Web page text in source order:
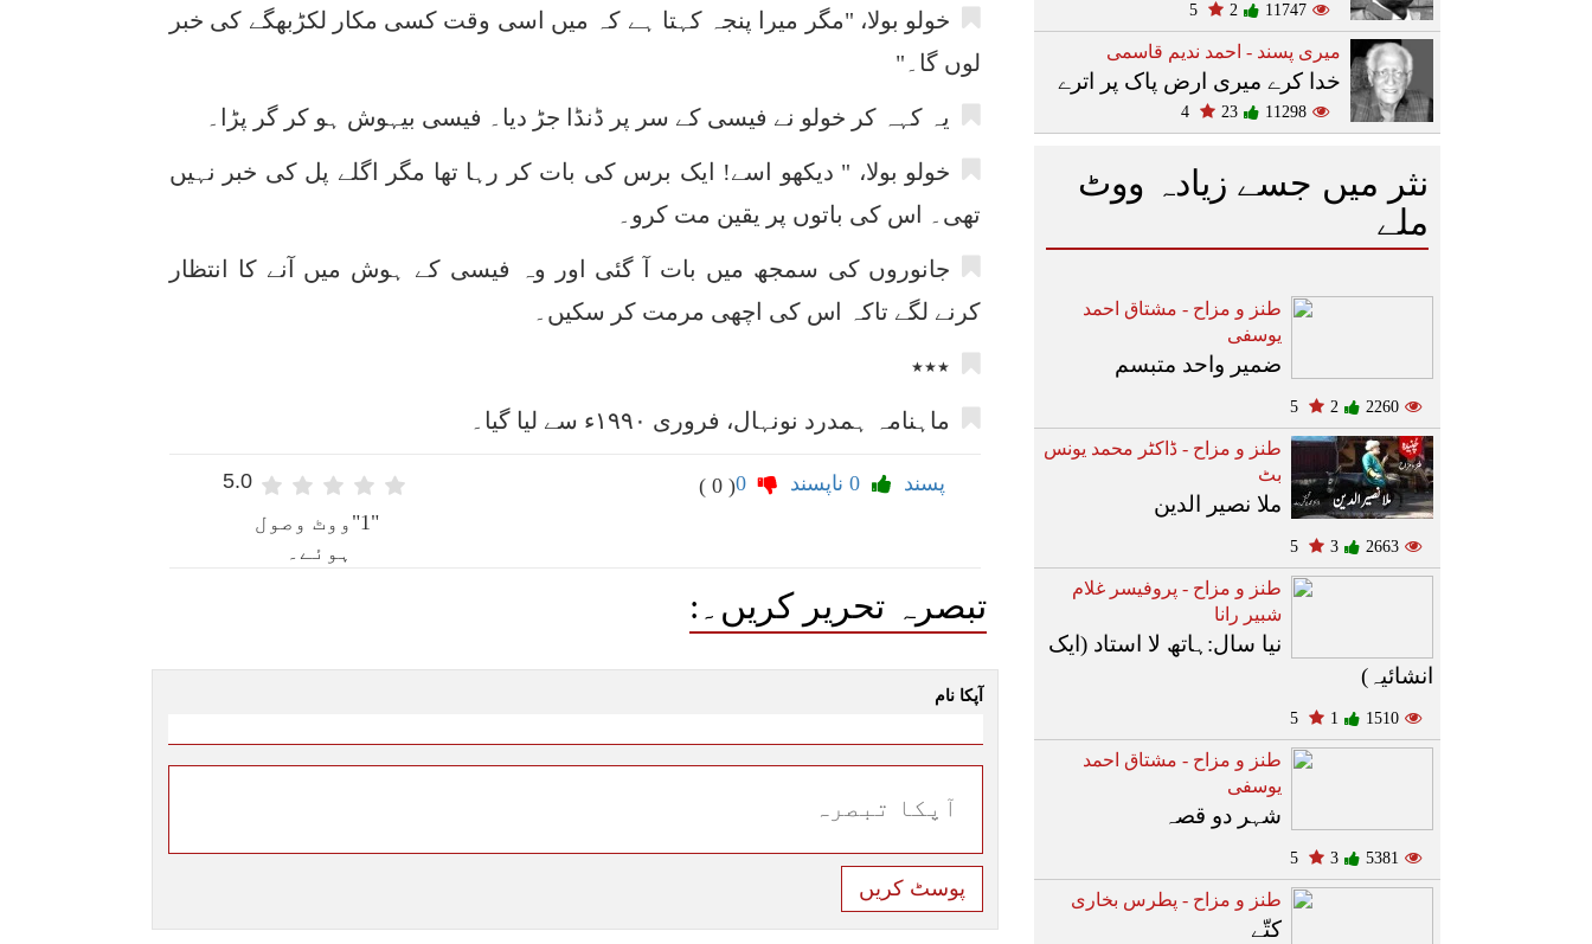
خولو بولا، "مگر میرا پنجہ کہتا ہے کہ میں اسی وقت کسی مکار لکڑبھگے کی خبر
لوں گا۔"
یہ کہہ کر خولو نے فیسی کے سر پر ڈنڈا جڑ دیا۔ فیسی بیہوش ہو کر گر پڑا۔
خولو بولا، " دیکھو اسے! ایک برس کی بات کر رہا تھا مگر اگلے پل کی خبر نہیں
تھی۔ اس کی باتوں پر یقین مت کرو۔
جانوروں کی سمجھ میں بات آ گئی اور وہ فیسی کے ہوش میں آنے کا انتظار
کرنے لگے تاکہ اس کی اچھی مرمت کر سکیں۔
٭٭٭
ماہنامہ ہمدرد نونہال، فروری ١٩٩٠ء سے لیا گیا۔
5.0
"1"ووٹ وصول
ہوئے۔
پسند ناپسند ( 0 )
تبصرہ تحریر کریں۔:
آپکا نام
پوسٹ کریں
11747
2
5
میری پسند - احمد ندیم قاسمی
خدا کرے میری ارض پاک پر اترے
11298
23
4
نثر میں جسے زیادہ ووٹ
ملے
طنز و مزاح - مشتاق احمد
یوسفی
ضمیر واحد متبسم
2260
2
5
طنز و مزاح - ڈاکٹر محمد یونس
بٹ
ملا نصیر الدین
2663
3
5
طنز و مزاح - پروفیسر غلام
شبیر رانا
نیا سال:ہاتھ لا استاد (ایک
انشائیہ)
1510
1
5
طنز و مزاح - مشتاق احمد
یوسفی
شہر دو قصہ
5381
3
5
طنز و مزاح - پطرس بخاری
کتّے